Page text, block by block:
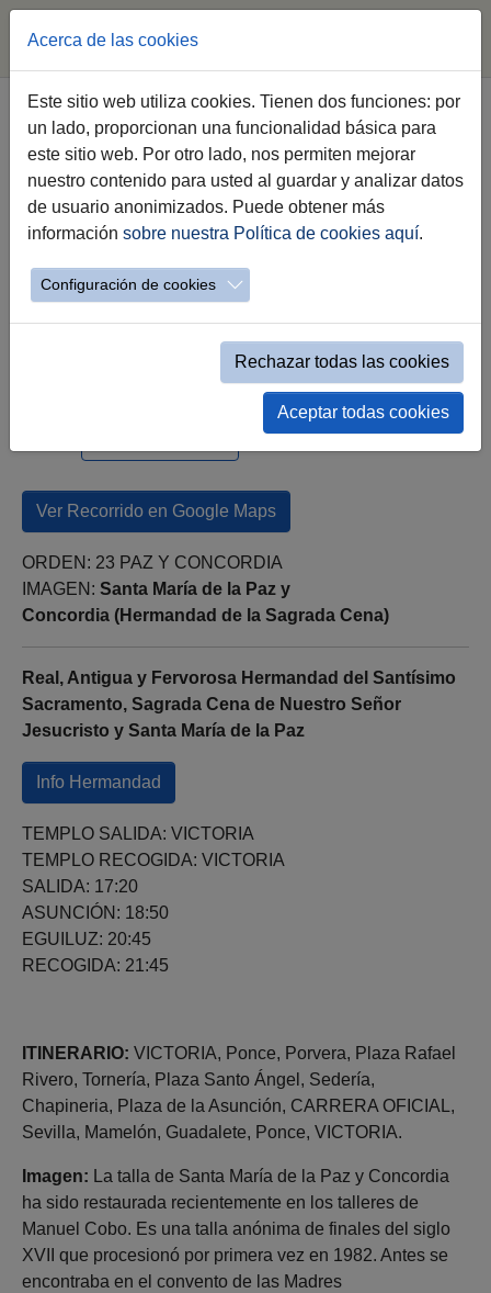
Saltar al contenido principal
Santa María de la Paz y Concordia
MAGNA MARIANA DE JEREZ
sábado 19 de octubre a las 17:20h
Ver Recorrido en Google Maps
ORDEN: 23 PAZ Y CONCORDIA
IMAGEN: Santa María de la Paz y
Concordia (Hermandad de la Sagrada Cena)
Real, Antigua y Fervorosa Hermandad del Santísimo
Sacramento, Sagrada Cena de Nuestro Señor
Jesucristo y Santa María de la Paz
Info Hermandad
TEMPLO SALIDA: VICTORIA
TEMPLO RECOGIDA: VICTORIA
SALIDA: 17:20
ASUNCIÓN: 18:50
EGUILUZ: 20:45
RECOGIDA: 21:45
ITINERARIO: VICTORIA, Ponce, Porvera, Plaza Rafael
Rivero, Tornería, Plaza Santo Ángel, Sedería,
Chapineria, Plaza de la Asunción, CARRERA OFICIAL,
Sevilla, Mamelón, Guadalete, Ponce, VICTORIA.
Imagen: La talla de Santa María de la Paz y Concordia
ha sido restaurada recientemente en los talleres de
Manuel Cobo. Es una talla anónima de finales del siglo
XVII que procesionó por primera vez en 1982. Antes se
encontraba en el convento de las Madres
Acerca de las cookies
Este sitio web utiliza cookies. Tienen dos funciones: por
un lado, proporcionan una funcionalidad básica para
este sitio web. Por otro lado, nos permiten mejorar
nuestro contenido para usted al guardar y analizar datos
de usuario anonimizados. Puede obtener más
información sobre nuestra Política de cookies aquí.
Configuración de cookies
Rechazar todas las cookies
Aceptar todas cookies